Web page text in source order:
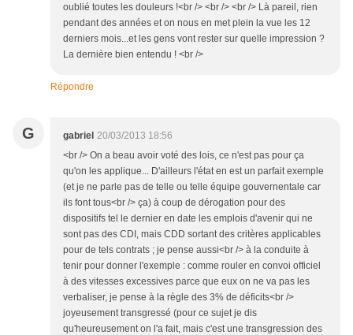
oublié toutes les douleurs !<br /> <br /> <br /> Là pareil, rien
pendant des années et on nous en met plein la vue les 12
derniers mois...et les gens vont rester sur quelle impression ?
La dernière bien entendu ! <br />
Répondre
G gabriel 20/03/2013 18:56
<br /> On a beau avoir voté des lois, ce n'est pas pour ça
qu'on les applique... D'ailleurs l'état en est un parfait exemple
(et je ne parle pas de telle ou telle équipe gouvernentale car
ils font tous<br /> ça) à coup de dérogation pour des
dispositifs tel le dernier en date les emplois d'avenir qui ne
sont pas des CDI, mais CDD sortant des critères applicables
pour de tels contrats ; je pense aussi<br /> à la conduite à
tenir pour donner l'exemple : comme rouler en convoi officiel
à des vitesses excessives parce que eux on ne va pas les
verbaliser, je pense à la règle des 3% de déficits<br />
joyeusement transgressé (pour ce sujet je dis
qu'heureusement on l'a fait, mais c'est une transgression des